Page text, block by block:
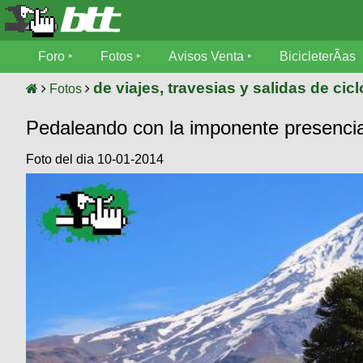
Foro
MecÃ¡nica
Fotos
tu foto
Galeria
Descenso
Dirt
Avisos
SUBÃ
aviso
Fotos
BicicleterÃ­
Bicicletas
Tandem
Cicloturismo
Foro Fotos Avisos Venta BicicleterÃ­as
Fotos de viajes, travesias y salidas de
Pedaleando con la imponente
Foto del dia 10-01-2014